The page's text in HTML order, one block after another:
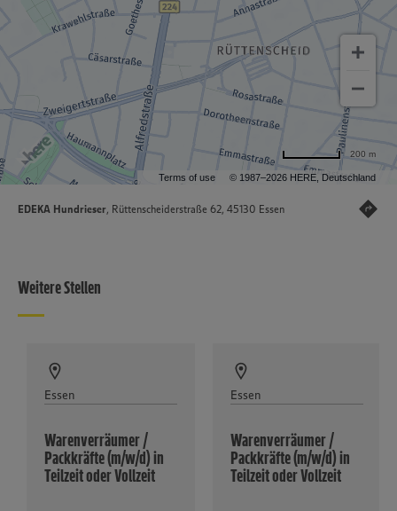
Terms of use © 1987–2026 HERE, Deutschland
200 m
EDEKA Hundrieser , Rüttenscheiderstraße 62, 45130 Essen
Weitere Stellen
Essen
Warenverräumer /
Packkräfte (m/w/d) in
Teilzeit oder Vollzeit
Essen
Warenverräumer /
Packkräfte (m/w/d) in
Teilzeit oder Vollzeit